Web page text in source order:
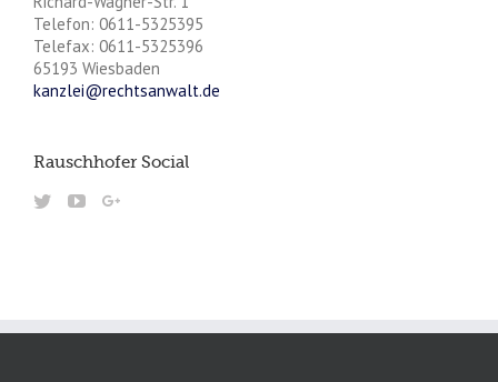
Telefon: 0611-5325395
Telefax: 0611-5325396
65193 Wiesbaden
kanzlei@rechtsanwalt.de
Rauschhofer Social